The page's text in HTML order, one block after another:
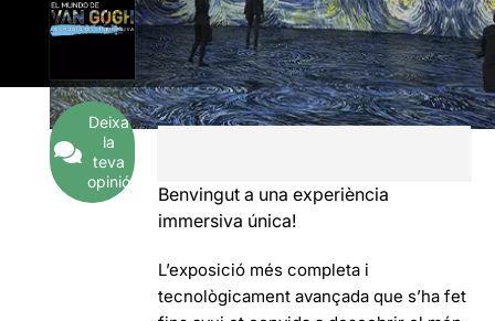
Deixa
la
teva
opinió
Benvingut a una experiència
immersiva única!
L’exposició més completa i
tecnològicament avançada que s’ha fet